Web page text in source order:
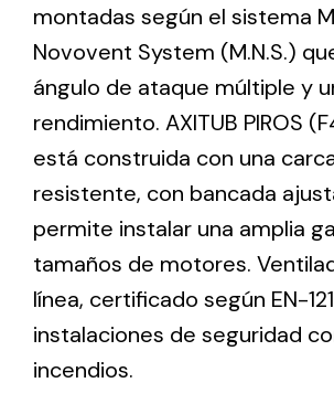
Ventilation
The incorporation of Novovent into
meant a greater offer of ventilation
different uses
Iluminación Solar
Variedad de soluciones solares para
de necesidades.
montadas según el sistema
Novovent System (M.N.S.)
ángulo de ataque múltiple y
rendimiento. AXITUB PIROS
está construida con una
resistente, con bancada
permite instalar una amplia
tamaños de motores.
línea, certificado según EN-
instalaciones de seguridad
incendios.